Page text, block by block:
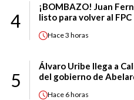
4
¡BOMBAZO! Juan
listo para volver al FPC
Hace3 horas
5
Álvaro Uribe llega a
del gobierno de
Hace 6 horas